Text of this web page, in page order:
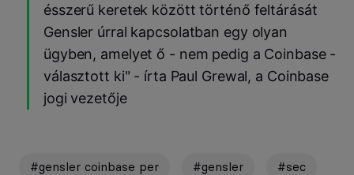
ésszerű keretek között történő feltárását
Gensler úrral kapcsolatban egy olyan
ügyben, amelyet ő - nem pedig a Coinbase -
választott ki" - írta Paul Grewal, a Coinbase
jogi vezetője
#gensler coinbase per #gensler
#sec